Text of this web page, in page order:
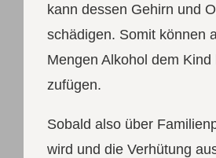
kann dessen Gehirn und
schädigen. Somit können
Mengen Alkohol dem
zufügen.
Sobald also über
wird und die Verhütung